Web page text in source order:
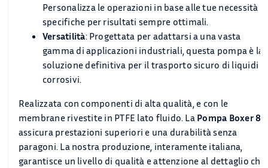
Personalizza le operazioni in base alle tue necessità
specifiche per risultati sempre ottimali.
Versatilità: Progettata per adattarsi a una vasta
gamma di applicazioni industriali, questa pompa è la
soluzione definitiva per il trasporto sicuro di liquidi
corrosivi.
Realizzata con componenti di alta qualità, e con le
membrane rivestite in PTFE lato fluido. La Pompa Boxer 81
assicura prestazioni superiori e una durabilità senza
paragoni. La nostra produzione, interamente italiana,
garantisce un livello di qualità e attenzione al dettaglio che